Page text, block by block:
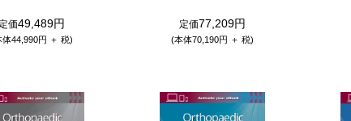
価49,489円
体44,990円 ＋ 税)
定価77,209円
(本体70,190円 ＋ 税)